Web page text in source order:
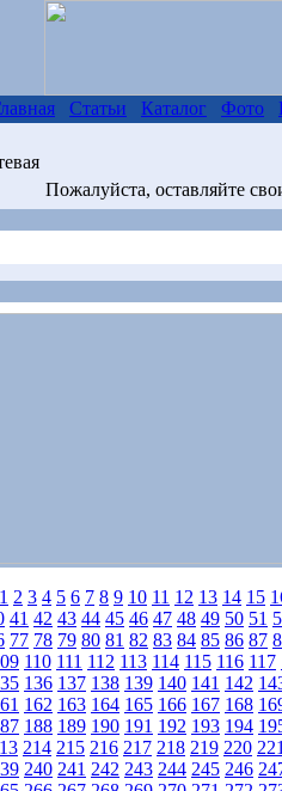
Статьи Каталог Фото
Пожалуйста, оставляйте
1 2 3 4 5 6 7 8 9 10 11 12 13 14 15
41 42 43 44 45 46 47 48 49 50 51
77 78 79 80 81 82 83 84 85 86 87
110 111 112 113 114 115 116 117
136 137 138 139 140 141 142
162 163 164 165 166 167 168
188 189 190 191 192 193 194
214 215 216 217 218 219 220
240 241 242 243 244 245 246